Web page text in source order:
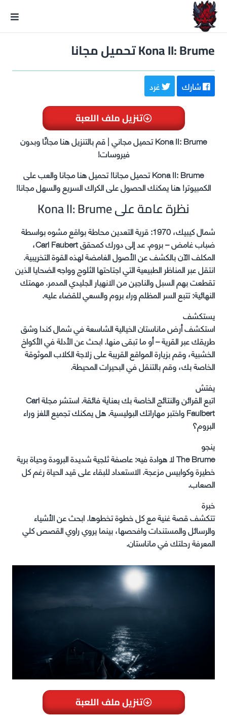
Kona II: Brume تحميل مجانا
شارك غرد
تنزيل ملف اللعبة
Kona II: Brume تحميل مجاني | قم بالتنزيل هنا مجانًا وبدون
فيروسات!
Kona II: Brume تحميل مجانا! تحميل هنا مجانا والعب على
الكمبيوتر! هنا يمكنك الحصول على الكراك السريع والسهل مجانا!
نظرة عامة على Kona II: Brume
شمال كيبيك، 1970: قرية التعدين محاطة بواقع مشوه بواسطة
ضباب غامض – بروم. عد إلى دورك كمحقق Carl Faubert،
المكلف الآن بالكشف عن الأصول الغامضة لهذه القوة التخريبية.
انتقل عبر المناظر الطبيعية التي اجتاحتها الثلوج وواجه الضحايا الذين
تقطعت بهم السبل والناجين من الانهيار الجليدي المدمر. مهمتك
النهائية: تتبع السر المظلم وراء بروم والسعي للقضاء عليه.
يستكشف
استكشف أرض ماناستان الخيالية الشاسعة في شمال كندا وشق
طريقك عبر القرية – أو ما تبقى منها. ابحث عن الأدلة في الأكواخ
الخشبية، وقم بزيارة المواقع القريبة على زلاجة الكلاب الموثوقة
الخاصة بك، وقم بالتنقل في البحيرات المحيطة.
يفتش
اتبع القرائن والنتائج الخاصة بك بعناية فائقة. استشر مجلة Carl
Faulbert واختبر مهاراتك البوليسية. هل يمكنك تجميع اللغز وراء
البروم؟
ينجو
The Brume لا هوادة فيه: عاصفة ثلجية شديدة البرودة وحياة برية
خطيرة وكوابيس مزعجة. الاستعداد للبقاء على قيد الحياة رغم كل
الصعاب.
خبرة
تتكشف قصة غنية مع كل خطوة تخطوها. ابحث عن الأشياء
والرسائل والمستندات وافحصها، بينما يروي راوي القصص كلي
المعرفة رحلتك في ماناستان.
تنزيل ملف اللعبة